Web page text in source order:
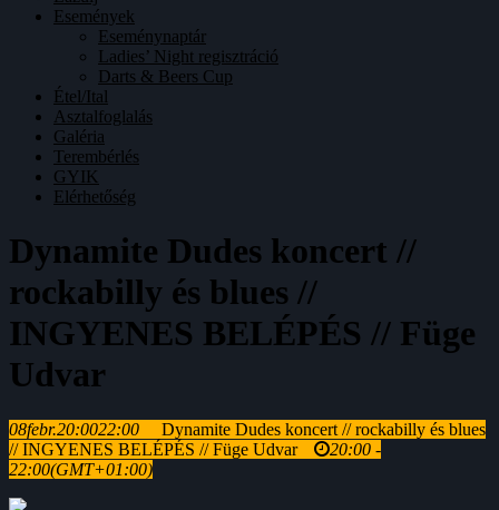
Események
Eseménynaptár
Ladies’ Night regisztráció
Darts & Beers Cup
Étel/Ital
Asztalfoglalás
Galéria
Terembérlés
GYIK
Elérhetőség
Dynamite Dudes koncert //
rockabilly és blues //
INGYENES BELÉPÉS // Füge
Udvar
08febr.20:0022:00
Dynamite Dudes koncert // rockabilly és blues
// INGYENES BELÉPÉS // Füge Udvar
20:00 -
22:00(GMT+01:00)